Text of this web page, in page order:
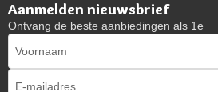
Aanmelden nieuwsbrief
Ontvang de beste aanbiedingen als 1e